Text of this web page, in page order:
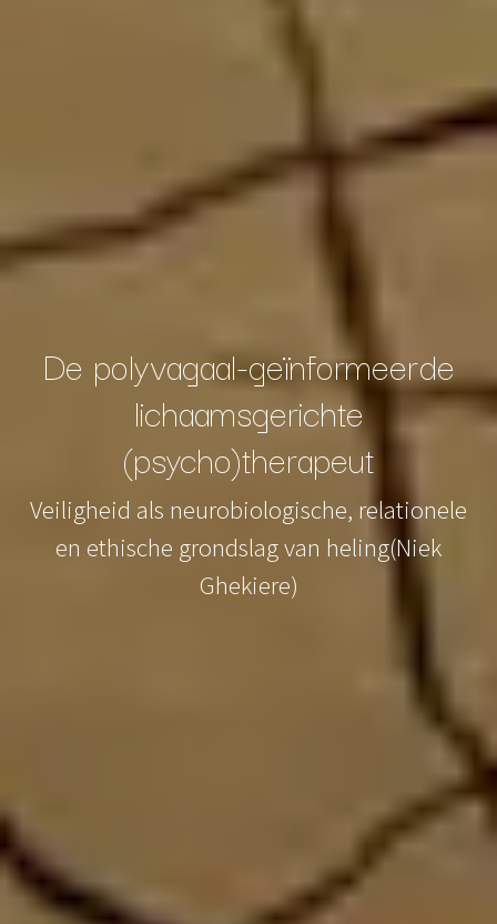
De polyvagaal-geïnformeerde
lichaamsgerichte
(psycho)therapeut
Veiligheid als neurobiologische, relationele
en ethische grondslag van heling(Niek
Ghekiere)